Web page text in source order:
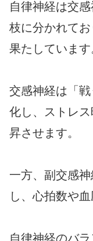
自律神経は交
枝に分かれて
果たしています
交感神経は「
化し、ストレ
昇させます。
一方、副交感
し、心拍数や
自律神経のバ